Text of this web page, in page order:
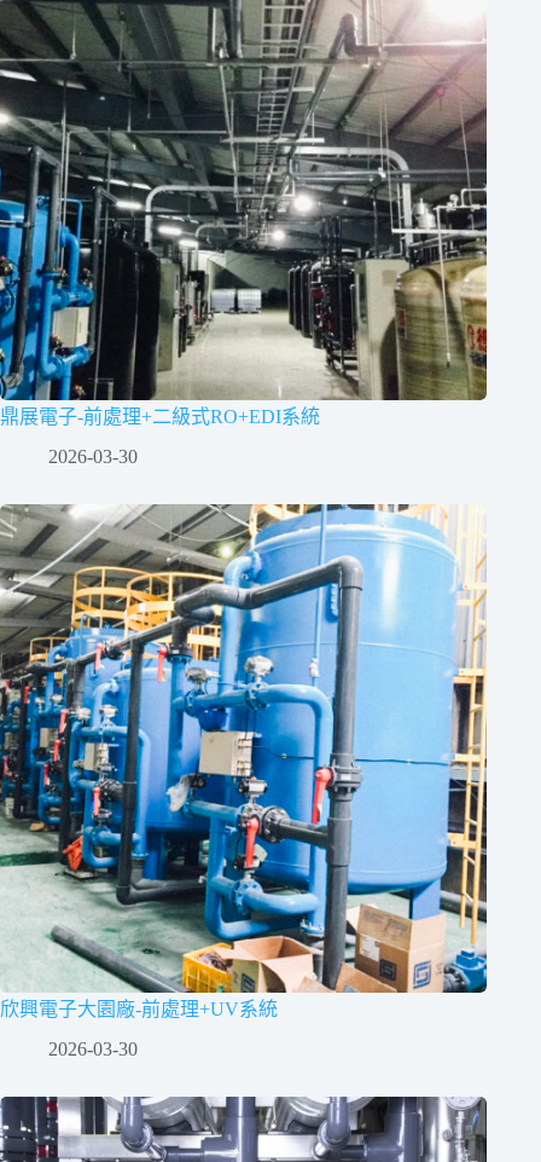
鼎展電子-前處理+二級式RO+EDI系統
2026-03-30
欣興電子大園廠-前處理+UV系統
2026-03-30